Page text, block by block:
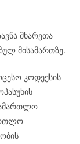
მხარეთა
მისამართზე.
კოდექსის